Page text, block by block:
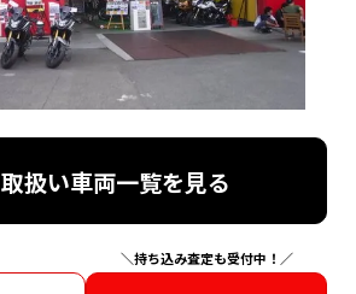
取扱い車両一覧を見る
＼持ち込み査定も受付中！／